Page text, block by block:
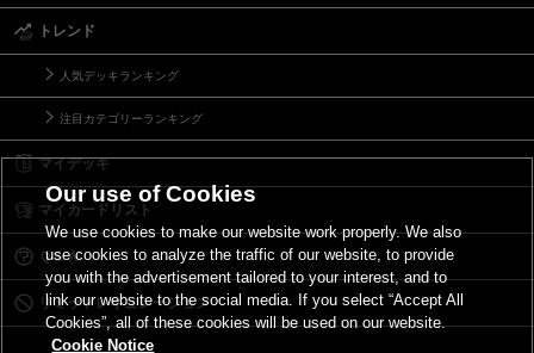
トレンド
人気デッキランキング
注目カテゴリーランキング
マイデッキ
マイカードリスト
Ｑ＆Ａ
リミットレギュレーション
Our use of Cookies
We use cookies to make our website work properly. We also
use cookies to analyze the traffic of our website, to provide
you with the advertisement tailored to your interest, and to
link our website to the social media. If you select “Accept All
Cookies”, all of these cookies will be used on our website.
Cookie Notice